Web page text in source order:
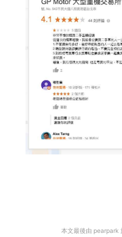
本文最後由 pearpark